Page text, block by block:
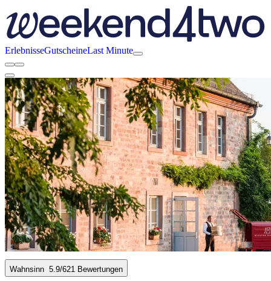
ErlebnisseGutscheineLast Minute
Wahnsinn 5.9/621 Bewertungen